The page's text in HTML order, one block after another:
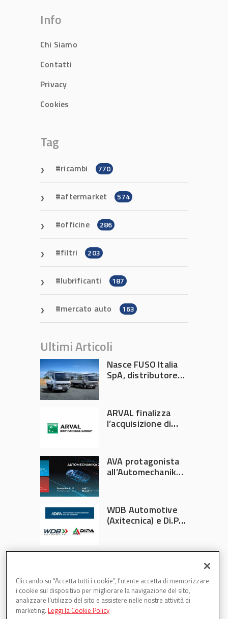
Info
Chi Siamo
Contatti
Privacy
Cookies
Tag
ricambi 770
aftermarket 574
officine 286
filtri 203
lubrificanti 187
mercato auto 163
Ultimi Articoli
Nasce FUSO Italia
SpA, distributore
ARVAL finalizza
l’acquisizione di
AVA protagonista
all’Automechanika
WDB Automotive
(Axitecnica) e Di.Pa.
Cliccando su “Accetta tutti i cookie”, l'utente accetta di memorizzare
i cookie sul dispositivo per migliorare la navigazione del sito,
analizzare l'utilizzo del sito e assistere nelle nostre attività di
marketing. Leggi la Cookie Policy